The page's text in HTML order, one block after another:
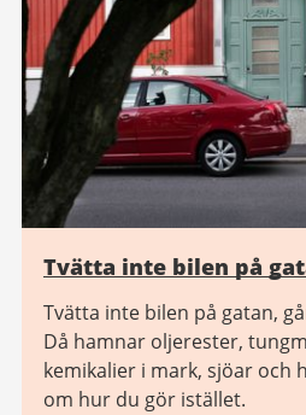
Tvätta inte bilen på
Tvätta inte bilen på gatan,
Då hamnar oljerester,
kemikalier i mark, sjöar och
om hur du gör istället.